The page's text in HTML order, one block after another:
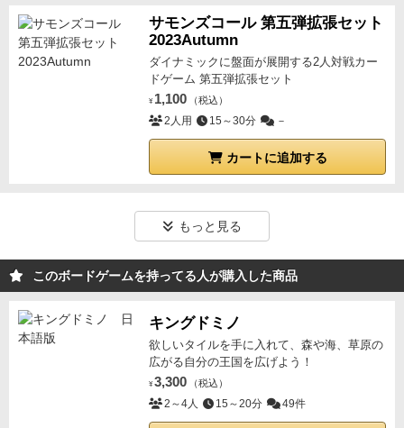
サモンズコール 第五弾拡張セット
2023Autumn
ダイナミックに盤面が展開する2人対戦カー
ドゲーム 第五弾拡張セット
¥ 1,100 （税込）
2人用 15～30分 －
カートに追加する
もっと見る
このボードゲームを持ってる人が購入した商品
キングドミノ
欲しいタイルを手に入れて、森や海、草原の
広がる自分の王国を広げよう！
¥ 3,300 （税込）
2～4人 15～20分 49件